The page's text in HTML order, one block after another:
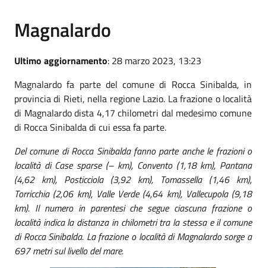
Magnalardo
Ultimo aggiornamento: 28 marzo 2023, 13:23
Magnalardo fa parte del comune di Rocca Sinibalda, in
provincia di Rieti, nella regione Lazio. La frazione o località
di Magnalardo dista 4,17 chilometri dal medesimo comune
di Rocca Sinibalda di cui essa fa parte.
Del comune di Rocca Sinibalda fanno parte anche le frazioni o
località di Case sparse (– km), Convento (1,18 km), Pantana
(4,62 km), Posticciola (3,92 km), Tomassella (1,46 km),
Torricchia (2,06 km), Valle Verde (4,64 km), Vallecupola (9,18
km). Il numero in parentesi che segue ciascuna frazione o
località indica la distanza in chilometri tra la stessa e il comune
di Rocca Sinibalda. La frazione o località di Magnalardo sorge a
697 metri sul livello del mare.